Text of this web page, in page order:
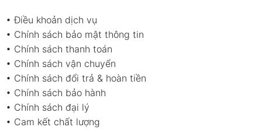
•Điều khoản dịch vụ
• Chính sách bảo mật thông tin
• Chính sách thanh toán
• Chính sách vận chuyển
• Chính sách đổi trả & hoàn tiền
• Chính sách bảo hành
• Chính sách đại lý
• Cam kết chất lượng